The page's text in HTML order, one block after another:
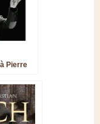
Pierre